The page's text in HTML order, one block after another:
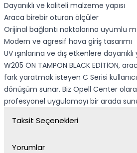
Dayanıklı ve kaliteli malzeme yapısı
Araca birebir oturan ölçüler
Orijinal bağlantı noktalarına uyumlu
Modern ve agresif hava giriş tasarımı
UV ışınlarına ve dış etkenlere
W205 ÖN TAMPON BLACK EDİTİON,
fark yaratmak isteyen C Serisi
dönüşüm sunar. Biz Opell Center
profesyonel uygulamayı bir arada
Taksit Seçenekleri
Yorumlar